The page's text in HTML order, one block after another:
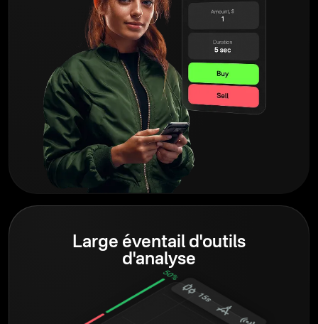
Large éventail d'outils
d'analyse